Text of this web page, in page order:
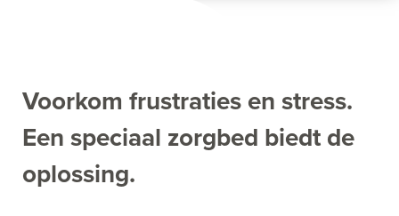
Voorkom frustraties en stress.
Een speciaal zorgbed biedt de
oplossing.